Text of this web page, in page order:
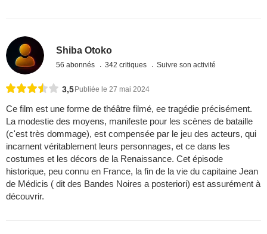
Shiba Otoko
56 abonnés 342 critiques Suivre son activité
3,5 Publiée le 27 mai 2024
Ce film est une forme de théâtre filmé, ee tragédie précisément.
La modestie des moyens, manifeste pour les scènes de bataille
(c'est très dommage), est compensée par le jeu des acteurs, qui
incarnent véritablement leurs personnages, et ce dans les
costumes et les décors de la Renaissance. Cet épisode
historique, peu connu en France, la fin de la vie du capitaine Jean
de Médicis ( dit des Bandes Noires a posteriori) est assurément à
découvrir.